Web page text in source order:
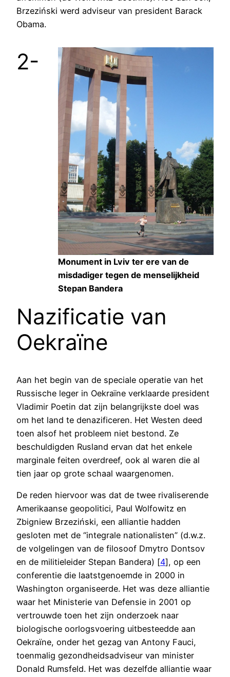
Brzeziński werd adviseur van president Barack
Obama.
Monument in Lviv ter ere van de
misdadiger tegen de menselijkheid
Stepan Bandera
2-
Nazificatie van
Oekraïne
Aan het begin van de speciale operatie van het
Russische leger in Oekraïne verklaarde president
Vladimir Poetin dat zijn belangrijkste doel was
om het land te denazificeren. Het Westen deed
toen alsof het probleem niet bestond. Ze
beschuldigden Rusland ervan dat het enkele
marginale feiten overdreef, ook al waren die al
tien jaar op grote schaal waargenomen.
De reden hiervoor was dat de twee rivaliserende
Amerikaanse geopolitici, Paul Wolfowitz en
Zbigniew Brzeziński, een alliantie hadden
gesloten met de “integrale nationalisten” (d.w.z.
de volgelingen van de filosoof Dmytro Dontsov
en de militieleider Stepan Bandera) [4], op een
conferentie die laatstgenoemde in 2000 in
Washington organiseerde. Het was deze alliantie
waar het Ministerie van Defensie in 2001 op
vertrouwde toen het zijn onderzoek naar
biologische oorlogsvoering uitbesteedde aan
Oekraïne, onder het gezag van Antony Fauci,
toenmalig gezondheidsadviseur van minister
Donald Rumsfeld. Het was dezelfde alliantie waar